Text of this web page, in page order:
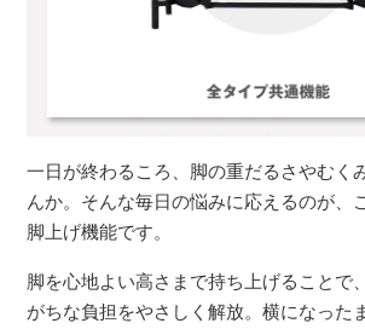
一日が終わるころ、脚の重だるさやむく
んか。そんな毎日の悩みに応えるのが、
脚上げ機能です。
脚を心地よい高さまで持ち上げることで
がちな負担をやさしく解放。横になった